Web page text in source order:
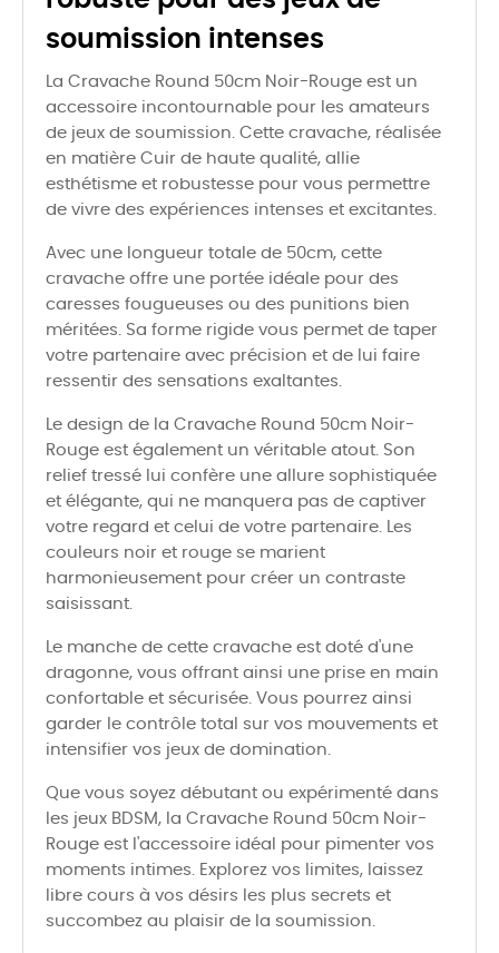
soumission intenses
La Cravache Round 50cm Noir-Rouge est un
accessoire incontournable pour les amateurs
de jeux de soumission. Cette cravache, réalisée
en matière Cuir de haute qualité, allie
esthétisme et robustesse pour vous permettre
de vivre des expériences intenses et excitantes.
Avec une longueur totale de 50cm, cette
cravache offre une portée idéale pour des
caresses fougueuses ou des punitions bien
méritées. Sa forme rigide vous permet de taper
votre partenaire avec précision et de lui faire
ressentir des sensations exaltantes.
Le design de la Cravache Round 50cm Noir-
Rouge est également un véritable atout. Son
relief tressé lui confère une allure sophistiquée
et élégante, qui ne manquera pas de captiver
votre regard et celui de votre partenaire. Les
couleurs noir et rouge se marient
harmonieusement pour créer un contraste
saisissant.
Le manche de cette cravache est doté d'une
dragonne, vous offrant ainsi une prise en main
confortable et sécurisée. Vous pourrez ainsi
garder le contrôle total sur vos mouvements et
intensifier vos jeux de domination.
Que vous soyez débutant ou expérimenté dans
les jeux BDSM, la Cravache Round 50cm Noir-
Rouge est l'accessoire idéal pour pimenter vos
moments intimes. Explorez vos limites, laissez
libre cours à vos désirs les plus secrets et
succombez au plaisir de la soumission.